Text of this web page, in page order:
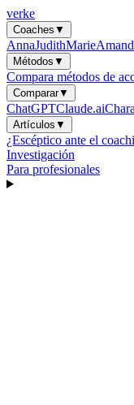
verke
Coaches ▼
AnnaJudithMarie
Métodos ▼
Compara métodos de
Comparar▼
ChatGPTClaude.ai
Artículos ▼
¿Escéptico ante el
Investigación
Para profesionales